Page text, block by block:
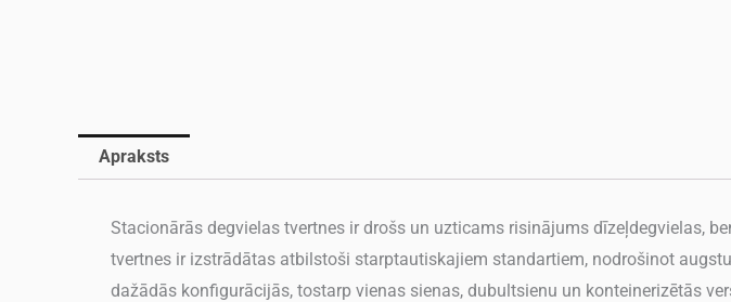
Apraksts
Stacionārās degvielas tvertnes ir drošs un uzticams risinājums dīzeļdegvielas,
tvertnes ir izstrādātas atbilstoši starptautiskajiem standartiem, nodrošinot
dažādās konfigurācijās, tostarp vienas sienas, dubultsienu un konteinerizētās